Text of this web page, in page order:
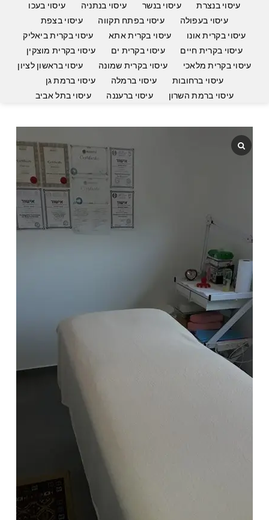
עיסוי בנצרת
עיסוי בנשר עיסוי בנתניה
עיסוי בעכו
עיסוי בעפולה
עיסוי בפתח תקווה
עיסוי בצפת
עיסוי בקרית אונו
עיסוי בקרית אתא
עיסוי בקרית ביאליק
עיסוי בקרית חיים
עיסוי בקרית ים
עיסוי בקרית מוצקין
עיסוי בקרית מלאכי
עיסוי בקרית שמונה
עיסוי בראשון לציון
עיסוי ברחובות
עיסוי ברמלה
עיסוי ברמת גן
עיסוי ברמת השרון
עיסוי ברעננה עיסוי בתל אביב